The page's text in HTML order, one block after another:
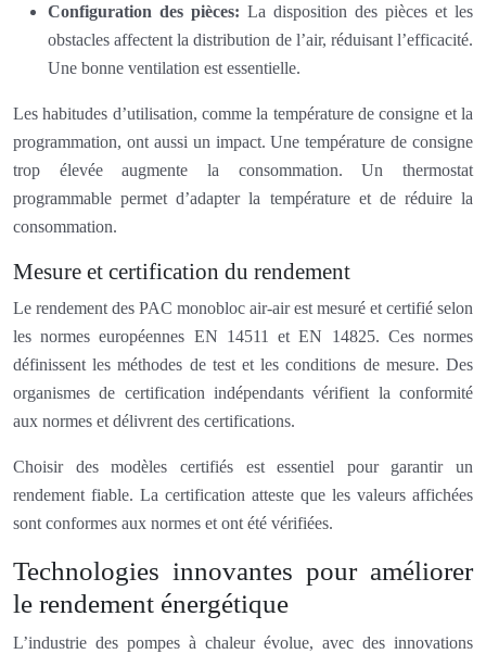
Configuration des pièces: La disposition des pièces et les
obstacles affectent la distribution de l’air, réduisant l’efficacité.
Une bonne ventilation est essentielle.
Les habitudes d’utilisation, comme la température de consigne et la
programmation, ont aussi un impact. Une température de consigne
trop élevée augmente la consommation. Un thermostat
programmable permet d’adapter la température et de réduire la
consommation.
Mesure et certification du rendement
Le rendement des PAC monobloc air-air est mesuré et certifié selon
les normes européennes EN 14511 et EN 14825. Ces normes
définissent les méthodes de test et les conditions de mesure. Des
organismes de certification indépendants vérifient la conformité
aux normes et délivrent des certifications.
Choisir des modèles certifiés est essentiel pour garantir un
rendement fiable. La certification atteste que les valeurs affichées
sont conformes aux normes et ont été vérifiées.
Technologies innovantes pour améliorer
le rendement énergétique
L’industrie des pompes à chaleur évolue, avec des innovations